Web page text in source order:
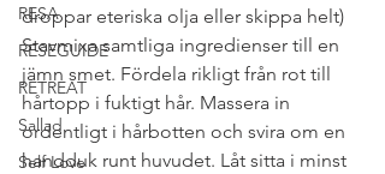
RESA
RESEGUIDE
RETREAT
Sallad
Self Love
droppar eteriska olja eller skippa helt)
Stavmixa samtliga ingredienser till en
jämn smet. Fördela rikligt från rot till
hårtopp i fuktigt hår. Massera in
ordentligt i hårbotten och svira om en
handduk runt huvudet. Låt sitta i minst